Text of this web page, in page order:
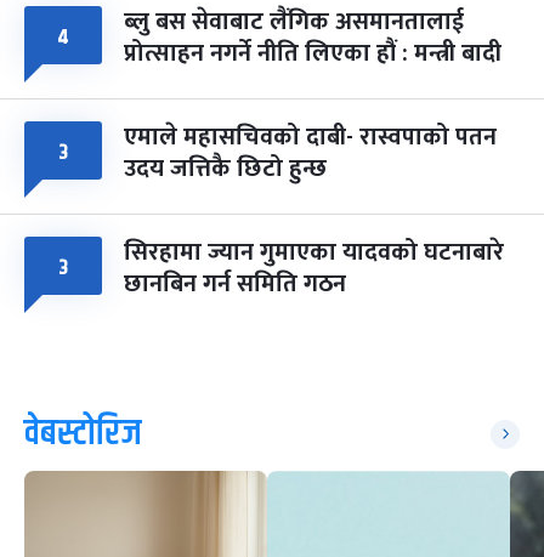
४ ब्लु बस सेवाबाट लैंगिक असमानतालाई
प्रोत्साहन नगर्ने नीति लिएका हौं : मन्त्री बादी
३ एमाले महासचिवको दाबी- रास्वपाको पतन
उदय जत्तिकै छिटो हुन्छ
३ सिरहामा ज्यान गुमाएका यादवको घटनाबारे
छानबिन गर्न समिति गठन
वेबस्टोरिज